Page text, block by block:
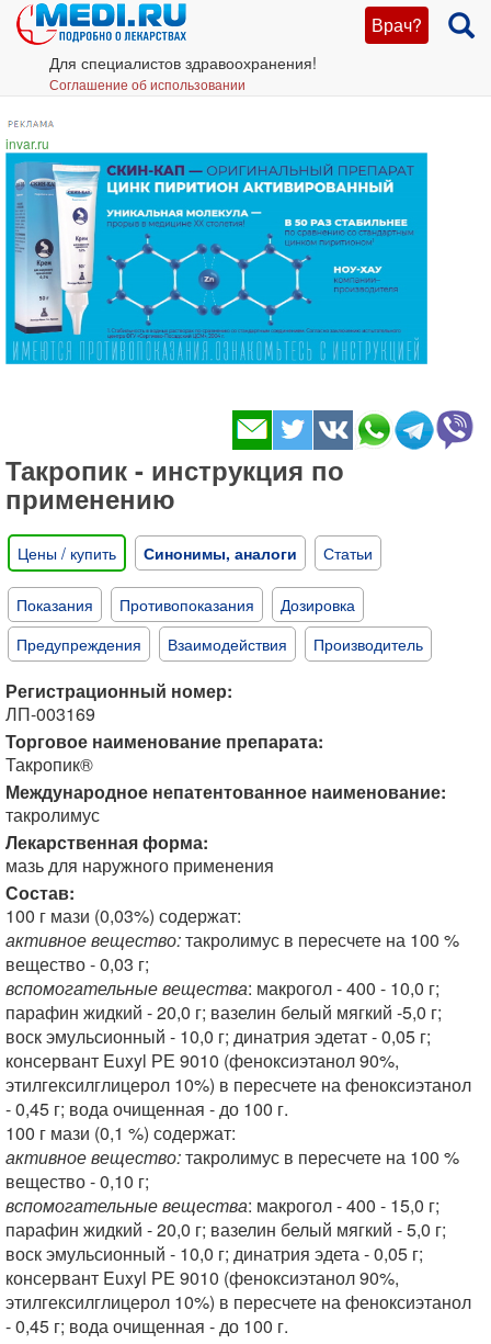
Врач?
Для специалистов здравоохранения!
Соглашение об использовании
invar.ru
Такропик - инструкция по
применению
Цены / купить Синонимы, аналоги Статьи
Показания Противопоказания
Дозировка
Предупреждения
Взаимодействия Производитель
Регистрационный номер:
ЛП-003169
Торговое наименование препарата:
Такропик®
Международное непатентованное наименование:
такролимус
Лекарственная форма:
мазь для наружного применения
Состав:
100 г мази (0,03%) содержат:
активное вещество:такролимус в пересчете на 100 %
вещество - 0,03 г;
вспомогательные вещества: макрогол - 400 - 10,0 г;
парафин жидкий - 20,0 г; вазелин белый мягкий -5,0 г;
воск эмульсионный - 10,0 г; динатрия эдетат - 0,05 г;
консервант Euxyl РЕ 9010 (феноксиэтанол 90%,
этилгексилглицерол 10%) в пересчете на феноксиэтанол
- 0,45 г; вода очищенная - до 100 г.
100 г мази (0,1 %) содержат:
активное вещество:такролимус в пересчете на 100 %
вещество - 0,10 г;
вспомогательные вещества: макрогол - 400 - 15,0 г;
парафин жидкий - 20,0 г; вазелин белый мягкий - 5,0 г;
воск эмульсионный - 10,0 г; динатрия эдета - 0,05 г;
консервант Euxyl РЕ 9010 (феноксиэтанол 90%,
этилгексилглицерол 10%) в пересчете на феноксиэтанол
- 0,45 г; вода очищенная - до 100 г.